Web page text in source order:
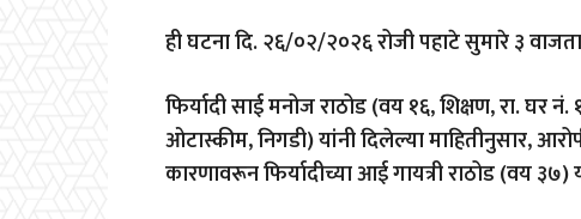
ही घटना दि. २६/०२/२०२६ रोजी पहाटे सुमारे ३ वाजता
फिर्यादी साई मनोज राठोड (वय १६, शिक्षण, रा. घर
ओटास्कीम, निगडी) यांनी दिलेल्या माहितीनुसार,
कारणावरून फिर्यादीच्या आई गायत्री राठोड (वय